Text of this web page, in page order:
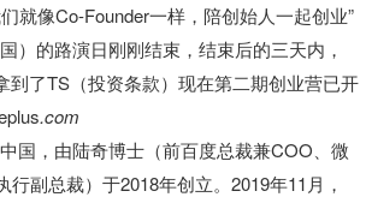
）的路演日刚刚结束，结束后的三天内，
到了TS（投资条款）现在第二期创业营已开
.com
国，由陆奇博士（前百度总裁兼COO、微
行副总裁）于2018年创立。2019年11月，